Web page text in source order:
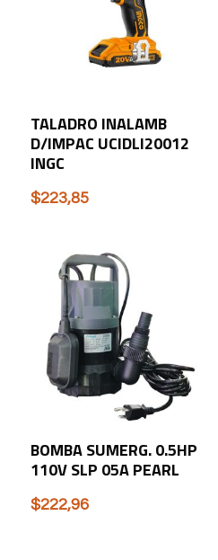
TALADRO INALAMB
D/IMPAC UCIDLI20012
INGC
$223,85
BOMBA SUMERG. 0.5HP
110V SLP 05A PEARL
$222,96